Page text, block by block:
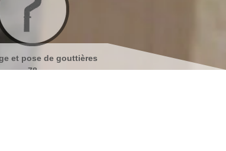
Nettoyage et ravalement de
façades 78
Peinture sur tuiles